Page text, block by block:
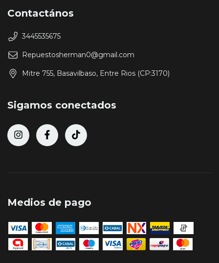
Contactános
3445535675
Repuestosherman0@gmail.com
Mitre 755, Basavilbaso, Entre Rios (CP:3170)
Sigamos conectados
Medios de pago